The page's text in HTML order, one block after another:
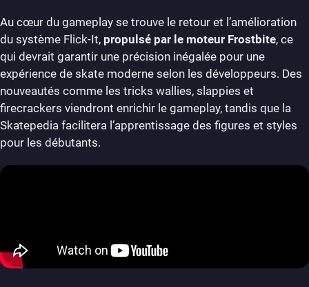
Au cœur du gameplay se trouve le retour et l’amélioration
du système Flick-It, propulsé par le moteur Frostbite, ce
qui devrait garantir une précision inégalée pour une
expérience de skate moderne selon les développeurs. Des
nouveautés comme les tricks wallies, slappies et
firecrackers viendront enrichir le gameplay, tandis que la
Skatepedia facilitera l’apprentissage des figures et styles
pour les débutants.